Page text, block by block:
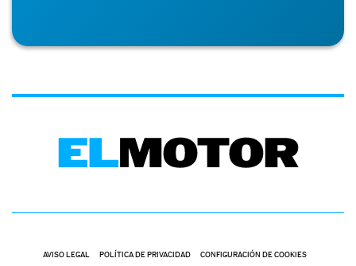
AVISO LEGAL POLÍTICA DE PRIVACIDAD CONFIGURACIÓN DE COOKIES